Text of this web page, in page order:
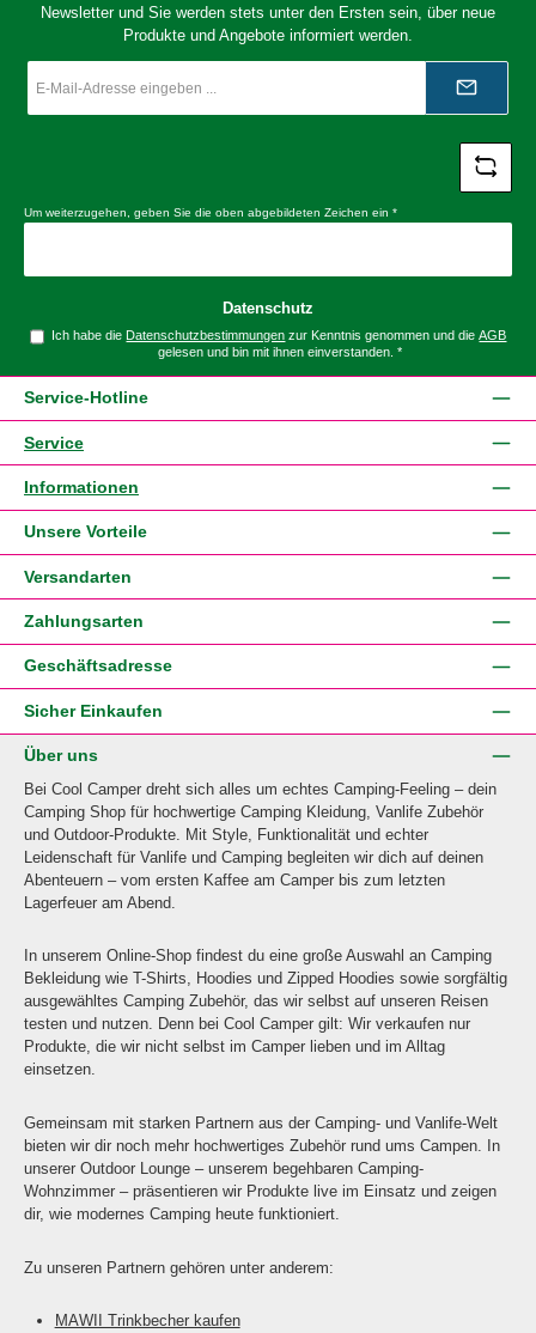
Newsletter und Sie werden stets unter den Ersten sein, über neue
Produkte und Angebote informiert werden.
Mail-
*
Um weiterzugehen, geben Sie die oben abgebildeten Zeichen ein *
Datenschutz
Ich habe dieDatenschutzbestimmungen zur Kenntnis genommen und dieAGB
gelesen und bin mit ihnen einverstanden. *
Service-Hotline
Service
Informationen
Unsere Vorteile
Versandarten
Zahlungsarten
Geschäftsadresse
Sicher Einkaufen
Über uns
Bei Cool Camper dreht sich alles um echtes Camping-Feeling – dein
Camping Shop für hochwertige Camping Kleidung, Vanlife Zubehör
und Outdoor-Produkte. Mit Style, Funktionalität und echter
Leidenschaft für Vanlife und Camping begleiten wir dich auf deinen
Abenteuern – vom ersten Kaffee am Camper bis zum letzten
Lagerfeuer am Abend.
In unserem Online-Shop findest du eine große Auswahl an Camping
Bekleidung wie T-Shirts, Hoodies und Zipped Hoodies sowie sorgfältig
ausgewähltes Camping Zubehör, das wir selbst auf unseren Reisen
testen und nutzen. Denn bei Cool Camper gilt: Wir verkaufen nur
Produkte, die wir nicht selbst im Camper lieben und im Alltag
einsetzen.
Gemeinsam mit starken Partnern aus der Camping- und Vanlife-Welt
bieten wir dir noch mehr hochwertiges Zubehör rund ums Campen. In
unserer Outdoor Lounge – unserem begehbaren Camping-
Wohnzimmer – präsentieren wir Produkte live im Einsatz und zeigen
dir, wie modernes Camping heute funktioniert.
Zu unseren Partnern gehören unter anderem:
MAWII Trinkbecher kaufen